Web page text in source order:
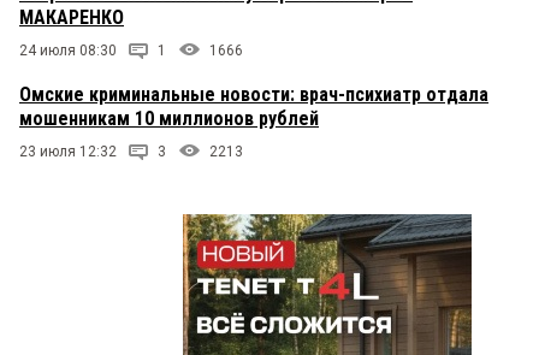
МАКАРЕНКО
24 июля 08:30 1 1666
Омские криминальные новости: врач-психиатр отдала
мошенникам 10 миллионов рублей
23 июля 12:32 3 2213